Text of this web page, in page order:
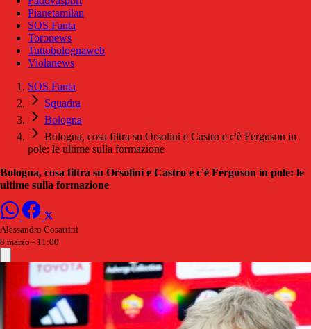
Pianetamilan
SOS Fanta
Toronews
Tuttobolognaweb
Violanews
SOS Fanta
Squadra
Bologna
Bologna, cosa filtra su Orsolini e Castro e c'è Ferguson in
pole: le ultime sulla formazione
Bologna, cosa filtra su Orsolini e Castro e c'è Ferguson in pole: le
ultime sulla formazione
Alessandro Cosattini
8 marzo - 11:00